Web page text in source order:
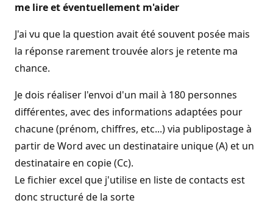
me lire et éventuellement m'aider
J'ai vu que la question avait été souvent posée mais
la réponse rarement trouvée alors je retente ma
chance.
Je dois réaliser l'envoi d'un mail à 180 personnes
différentes, avec des informations adaptées pour
chacune (prénom, chiffres, etc...) via publipostage à
partir de Word avec un destinataire unique (A) et un
destinataire en copie (Cc).
Le fichier excel que j'utilise en liste de contacts est
donc structuré de la sorte